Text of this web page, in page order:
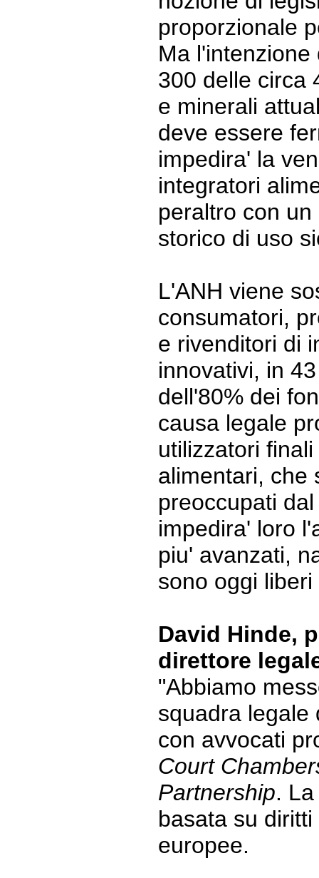
proporzionale
Ma
300 delle circa
e minerali
deve essere
impedira' la
integratori
peraltro con
storico di uso
L'ANH viene
consumatori,
e rivenditori di
innovativi, in
dell'80% dei
causa legale
utilizzatori
alimentari, che
preoccupati
impedira' loro
piu' avanzati,
sono oggi
David Hinde,
direttore
"Abbiamo
squadra legale
con avvocati
Court
Partnership.
basata su
europee.